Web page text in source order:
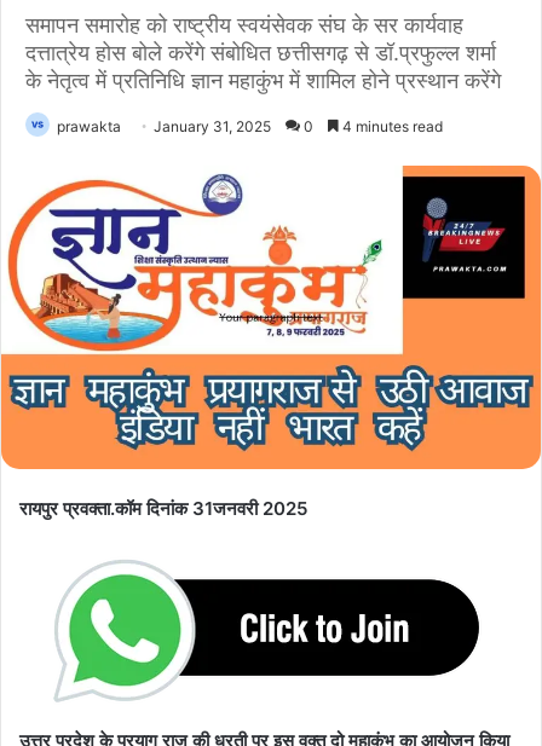
समापन समारोह को राष्ट्रीय स्वयंसेवक संघ के सर कार्यवाह
दत्तात्रेय होस बोले करेंगे संबोधित छत्तीसगढ़ से डॉ.प्रफुल्ल शर्मा
के नेतृत्व में प्रतिनिधि ज्ञान महाकुंभ में शामिल होने प्रस्थान करेंगे
prawakta January 31, 2025 0 4 minutes read
रायपुर प्रवक्ता.कॉम दिनांक 31जनवरी 2025
उत्तर प्रदेश के प्रयाग राज की धरती पर इस वक्त दो महाकुंभ का आयोजन किया